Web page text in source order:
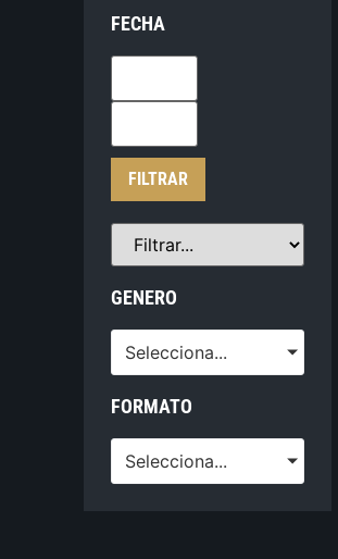
FECHA
FILTRAR
GENERO
Selecciona...
FORMATO
Selecciona...